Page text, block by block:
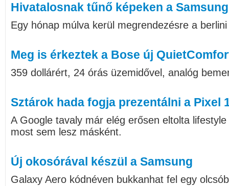
Hivatalosnak tűnő képeken a
Egy hónap múlva kerül megrendezésre a
Meg is érkeztek a Bose új
359 dollárért, 24 órás üzemidővel, analóg
Sztárok hada fogja prezentálni a Pixel
A Google tavaly már elég erősen eltolta
most sem lesz másként.
Új okosórával készül a Samsung
Galaxy Aero kódnéven bukkanhat fel egy